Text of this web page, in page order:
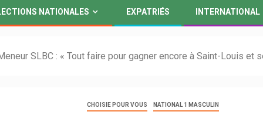
NATIONALES EXPATRIÉS INTERNATIONAL
SLBC : « Tout faire pour gagner encore à Saint-Louis et
CHOISIE POUR VOUS NATIONAL 1 MASCULIN